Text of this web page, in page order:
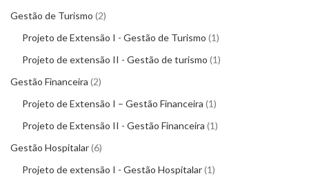
Gestão de Turismo 2
Projeto de Extensão I - Gestão de Turismo 1
Projeto de extensão II - Gestão de turismo 1
Gestão Financeira 2
Projeto de Extensão I – Gestão Financeira 1
Projeto de Extensão II - Gestão Financeira 1
Gestão Hospitalar 6
Projeto de extensão I - Gestão Hospitalar 1